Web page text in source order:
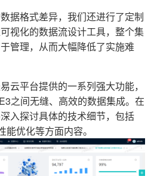
据格式差异，我们还进行了定制
视化的数据流设计工具，整个集
管理，从而大幅降低了实施难
云平台提供的一系列强大功能，
之间无缝、高效的数据集成。在
入探讨具体的技术细节，包括
优化等方面内容。